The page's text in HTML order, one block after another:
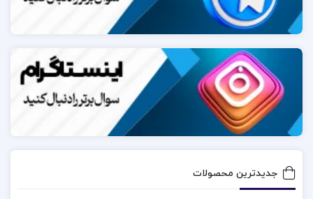
دکتر محمدکریم پیرنیا یکی از برجسته‌ترین معماران و
تلاش‌های بی‌وقفه خود در زمینه شناخت و معرفی معماری
ایرانی، تأثیر عمیقی بر حفظ و احیای این هنر اصیل
گذاشت.دکتر پیرنیا به‌عنوان یک تاریخ‌پژوه معماری، به
مطالعه و تحلیل اصول و سبک‌های معماری ایرانی پرداخت
و آثار ارزشمندی در این زمینه به یادگار گذاشت.
دانلود کتاب معماری ایرانی پیرنیا pdf
جدیدترین محصولات